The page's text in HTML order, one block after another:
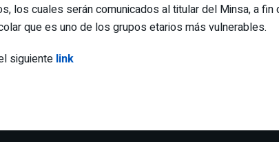
los cuales serán comunicados al titular del Minsa, a
que es uno de los grupos etarios más vulnerables.
siguiente link